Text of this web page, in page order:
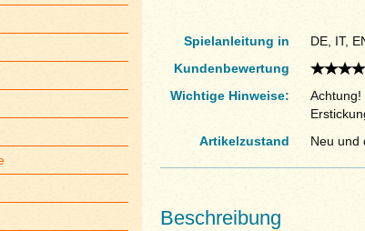
Spielanleitung in
DE, IT,
Kundenbewertung
Wichtige Hinweise:
Achtung!
Artikelzustand
Neu und
Beschreibung